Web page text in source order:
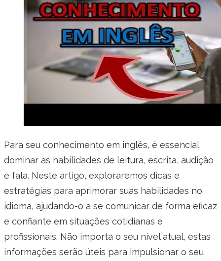
Para seu conhecimento em inglês, é essencial
dominar as habilidades de leitura, escrita, audição
e fala. Neste artigo, exploraremos dicas e
estratégias para aprimorar suas habilidades no
idioma, ajudando-o a se comunicar de forma eficaz
e confiante em situações cotidianas e
profissionais. Não importa o seu nível atual, estas
informações serão úteis para impulsionar o seu